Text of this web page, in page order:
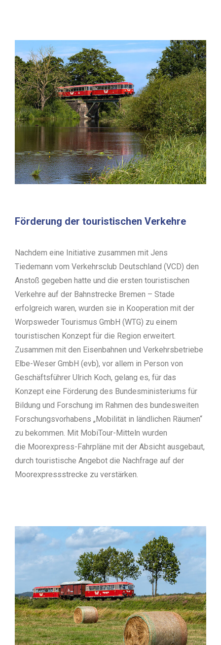
Förderung der touristischen Verkehre
Nachdem eine Initiative zusammen mit Jens
Tiedemann vom Verkehrsclub Deutschland (VCD) den
Anstoß gegeben hatte und die ersten touristischen
Verkehre auf der Bahnstrecke Bremen – Stade
erfolgreich waren, wurden sie in Kooperation mit der
Worpsweder Tourismus GmbH (WTG) zu einem
touristischen Konzept für die Region erweitert.
Zusammen mit den Eisenbahnen und Verkehrsbetriebe
Elbe-Weser GmbH (evb), vor allem in Person von
Geschäftsführer Ulrich Koch, gelang es, für das
Konzept eine Förderung des Bundesministeriums für
Bildung und Forschung im Rahmen des bundesweiten
Forschungsvorhabens „Mobilität in ländlichen Räumen“
zu bekommen. Mit MobiTour-Mitteln wurden
die Moorexpress-Fahrpläne mit der Absicht ausgebaut,
durch touristische Angebot die Nachfrage auf der
Moorexpressstrecke zu verstärken.